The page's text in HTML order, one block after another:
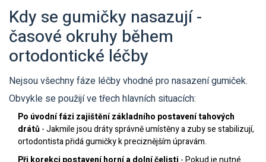
Kdy se gumičky nasazují -
časové okruhy během
ortodontické léčby
Nejsou všechny fáze léčby vhodné pro nasazení gumiček.
Obvykle se použijí ve třech hlavních situacích:
Po úvodní fázi zajištění základního postavení tahových
drátů- Jakmile jsou dráty správně umístěny a zuby se stabilizují,
ortodontista přidá gumičky k preciznějším úpravám.